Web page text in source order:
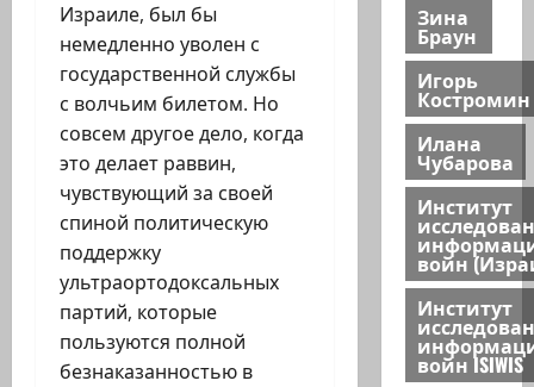
Израиле, был бы
немедленно уволен с
государственной службы
с волчьим билетом. Но
совсем другое дело, когда
это делает раввин,
чувствующий за своей
спиной политическую
поддержку
ультраортодоксальных
партий, которые
пользуются полной
безнаказанностью в
Зина
Браун
Игорь
Костромин
Илана
Чубарова
Институт
войн
Институт
войн ISIWIS